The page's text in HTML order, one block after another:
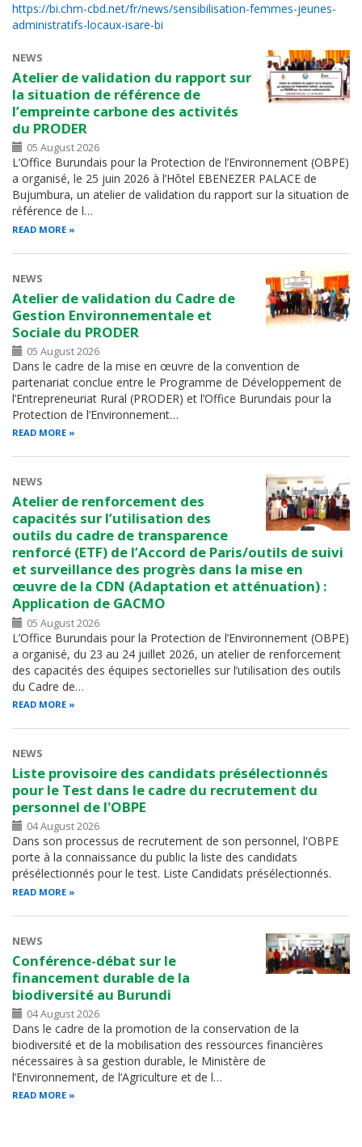
https://bi.chm-cbd.net/fr/news/sensibilisation-femmes-jeunes-
administratifs-locaux-isare-bi
NEWS
Atelier de validation du rapport sur
la situation de référence de
l’empreinte carbone des activités
du PRODER
05 August 2026
L’Office Burundais pour la Protection de l’Environnement (OBPE)
a organisé, le 25 juin 2026 à l’Hôtel EBENEZER PALACE de
Bujumbura, un atelier de validation du rapport sur la situation de
référence de l…
READ MORE
NEWS
Atelier de validation du Cadre de
Gestion Environnementale et
Sociale du PRODER
05 August 2026
Dans le cadre de la mise en œuvre de la convention de
partenariat conclue entre le Programme de Développement de
l’Entrepreneuriat Rural (PRODER) et l’Office Burundais pour la
Protection de l’Environnement…
READ MORE
NEWS
Atelier de renforcement des
capacités sur l’utilisation des
outils du cadre de transparence
renforcé (ETF) de l’Accord de Paris/outils de suivi
et surveillance des progrès dans la mise en
œuvre de la CDN (Adaptation et atténuation) :
Application de GACMO
05 August 2026
L’Office Burundais pour la Protection de l’Environnement (OBPE)
a organisé, du 23 au 24 juillet 2026, un atelier de renforcement
des capacités des équipes sectorielles sur l’utilisation des outils
du Cadre de…
READ MORE
NEWS
Liste provisoire des candidats présélectionnés
pour le Test dans le cadre du recrutement du
personnel de l'OBPE
04 August 2026
Dans son processus de recrutement de son personnel, l'OBPE
porte à la connaissance du public la liste des candidats
présélectionnés pour le test. Liste Candidats présélectionnés.
READ MORE
NEWS
Conférence-débat sur le
financement durable de la
biodiversité au Burundi
04 August 2026
Dans le cadre de la promotion de la conservation de la
biodiversité et de la mobilisation des ressources financières
nécessaires à sa gestion durable, le Ministère de
l’Environnement, de l’Agriculture et de l…
READ MORE